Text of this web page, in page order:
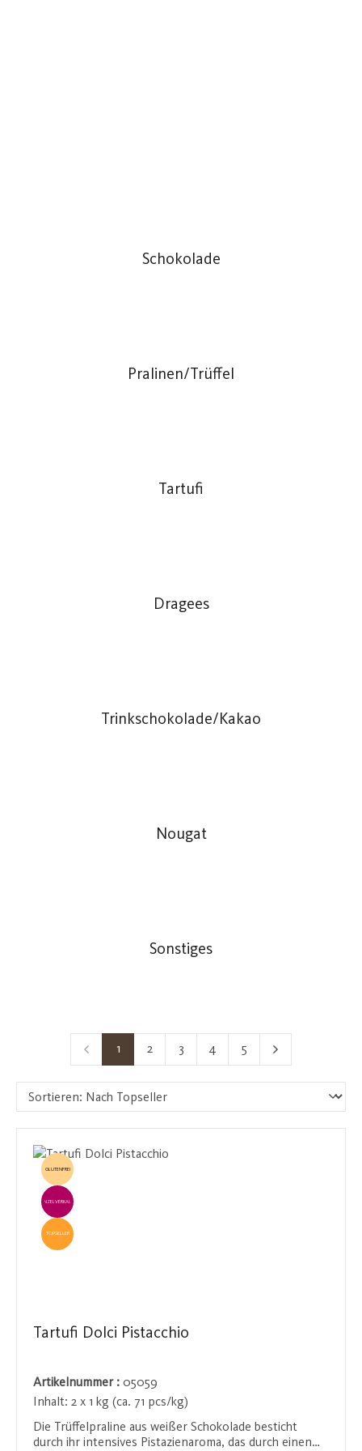
Schokolade
Pralinen/Trüffel
Tartufi
Dragees
Trinkschokolade/Kakao
Nougat
Sonstiges
Seite
1 Seite
2 Seite
3 Seite
4 Seite
5
GLUTENFREI
EINZELVERKAUF
TOPSELLER
Tartufi Dolci Pistacchio
Artikelnummer : 05059
Inhalt: 2 x 1 kg (ca. 71 pcs/kg)
Die Trüffelpraline aus weißer Schokolade besticht
durch ihr intensives Pistazienaroma, das durch einen